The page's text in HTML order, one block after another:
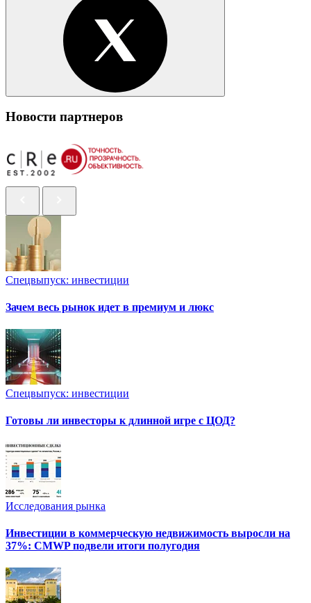
Новости партнеров
Спецвыпуск: инвестиции
Зачем весь рынок идет в премиум и люкс
Спецвыпуск: инвестиции
Готовы ли инвесторы к длинной игре с ЦОД?
Исследования рынка
Инвестиции в коммерческую недвижимость выросли на
37%: CMWP подвели итоги полугодия